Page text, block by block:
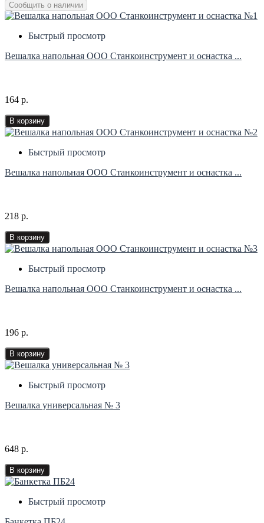
Сообщить о наличии
Быстрый просмотр
Вешалка напольная ООО Станкоинструмент и оснастка ...
164 р.
В корзину
Быстрый просмотр
Вешалка напольная ООО Станкоинструмент и оснастка ...
218 р.
В корзину
Быстрый просмотр
Вешалка напольная ООО Станкоинструмент и оснастка ...
196 р.
В корзину
Быстрый просмотр
Вешалка универсальная № 3
648 р.
В корзину
Быстрый просмотр